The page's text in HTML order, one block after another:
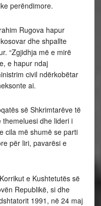
perëndimore.
Rugova hapur
dhe shpallte
“Zgjidhja më e mirë
e hapur ndaj
civil ndërkobëtar
ai.
së Shkrimtarëve të
dhe lideri i
cila më shumë se parti
për liri, pavarësi e
e Kushtetutës së
Republikë, si dhe
1991, në 24 maj